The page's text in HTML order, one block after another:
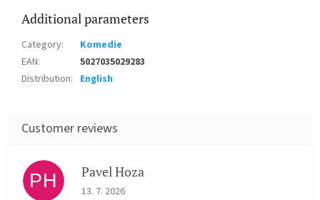
Additional parameters
Category:
Komedie
EAN:
5027035029283
Distribution: English
PH Pavel Hoza
The store rating is 5 out of 5 stars.
13. 7. 2026